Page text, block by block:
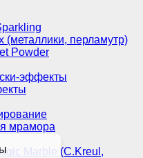
перламутр)
Powder
эффекты
мрамора
Marble (C.Kreul,